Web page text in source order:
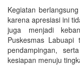
Kegiatan
karena apresiasi ini
juga menjadi
Puskesmas
pendampingan,
kesiapan menuju